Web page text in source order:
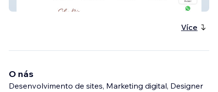
Více
O nás
Desenvolvimento de sites, Marketing digital, Designer